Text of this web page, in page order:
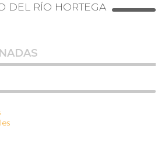
DEL RÍO HORTEGA